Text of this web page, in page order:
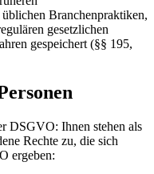
Branchenpraktiken,
gesetzlichen
gespeichert (§§ 195,
DSGVO: Ihnen stehen als
Rechte zu, die sich
ergeben: